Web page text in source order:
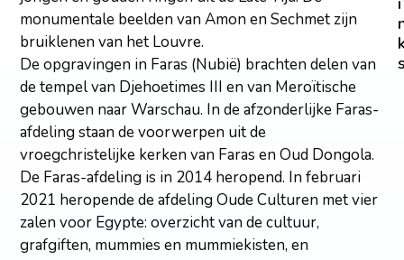
monumentale beelden van Amon en Sechmet zijn
bruiklenen van het Louvre.
De opgravingen in Faras (Nubië) brachten delen van
de tempel van Djehoetimes III en van Meroïtische
gebouwen naar Warschau. In de afzonderlijke Faras-
afdeling staan de voorwerpen uit de
vroegchristelijke kerken van Faras en Oud Dongola.
De Faras-afdeling is in 2014 heropend. In februari
2021 heropende de afdeling Oude Culturen met vier
zalen voor Egypte: overzicht van de cultuur,
grafgiften, mummies en mummiekisten, en